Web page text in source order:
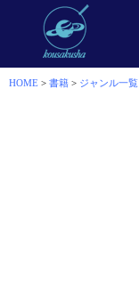
HOME > 書籍 > ジャンル一覧